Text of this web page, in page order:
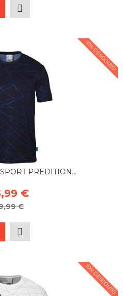
10% DESCONTO
PREDITION...
€
€
10% DESCONTO